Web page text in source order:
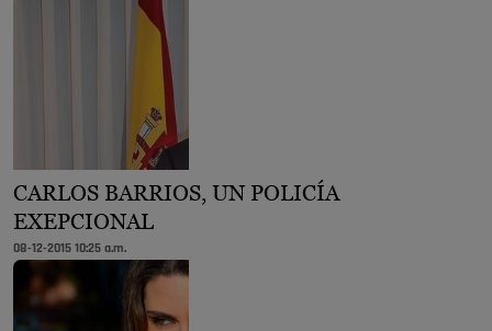
CARLOS BARRIOS, UN POLICÍA
EXEPCIONAL
08-12-2015 10:25 a.m.